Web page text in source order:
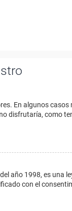
En algunos
disfrutaría, como
año 1998, es
con el